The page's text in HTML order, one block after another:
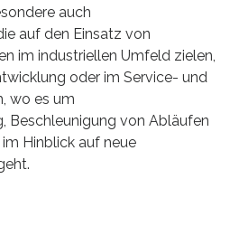
auch
auf den Einsatz von
im industriellen Umfeld zielen,
oder im Service- und
wo es um
Beschleunigung von Abläufen
Hinblick auf neue